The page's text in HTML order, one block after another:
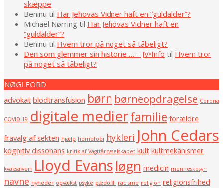
skæppe
Beninu til Har Jehovas Vidner haft en “guldalder”?
Michael Nørring til Har Jehovas Vidner haft en
“guldalder”?
Beninu til Hvem tror på noget så tåbeligt?
Den som glemmer sin historie … – JV•Info til Hvem tror
på noget så tåbeligt?
NØGLEORD
advokat blodtransfusion børn børneopdragelse Corona
COVID-19 digitale medierfamilie forældre
fravalg af sekten hjælp homofobi hykleri John Cedars
kognitiv dissonans kritik af Vagttårnsselskabet kult kultmekanismer
kvaksalveri Lloyd Evansløgn medicin menneskesyn
navne nyheder opvækst psyke pædofili racisme religion religionsfrihed